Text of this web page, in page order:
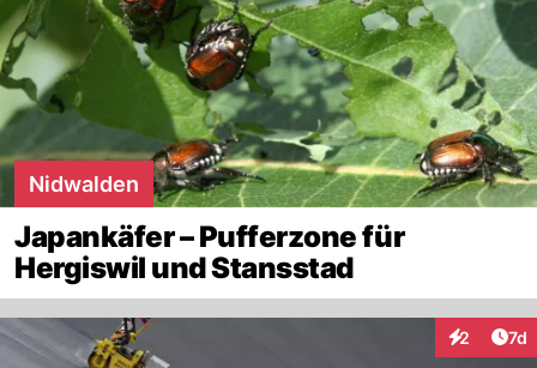
Nidwalden
Japankäfer – Pufferzone für
Hergiswil und Stansstad
2 7d